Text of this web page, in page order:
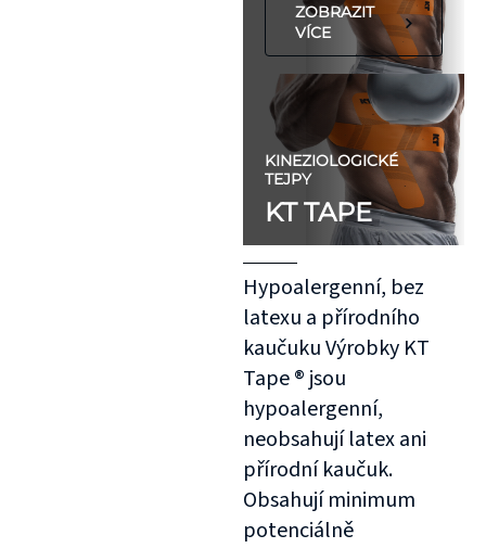
ZOBRAZIT
VÍCE
KINEZIOLOGICKÉ
TEJPY
KT TAPE
Hypoalergenní, bez
latexu a přírodního
kaučuku Výrobky KT
Tape ® jsou
hypoalergenní,
neobsahují latex ani
přírodní kaučuk.
Obsahují minimum
potenciálně